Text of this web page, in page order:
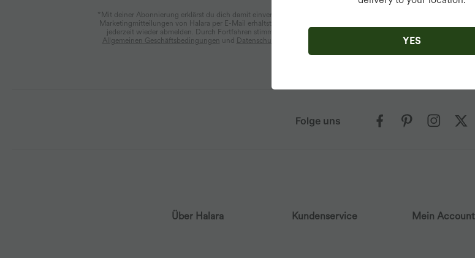
*Mit deiner Abonnierung erklärst du dich damit einverstanden, dass du
Marketingmitteilungen von Halara per E-Mail erhältst. Du kannst dich
jederzeit wieder abmelden. Durch Fortfahren stimmst du unseren
Allgemeinen Geschäftsbedingungen und Datenschutzrichtlinien
Folge uns
Über Halara Kundenservice Mein Account
YES